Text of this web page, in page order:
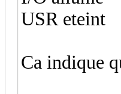
USR eteint
Ca indique